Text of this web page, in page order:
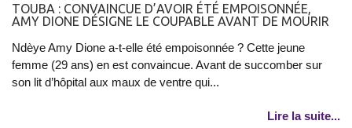
TOUBA : CONVAINCUE D’AVOIR ÉTÉ EMPOISONNÉE,
AMY DIONE DÉSIGNE LE COUPABLE AVANT DE MOURIR
Ndèye Amy Dione a-t-elle été empoisonnée ? Cette jeune
femme (29 ans) en est convaincue. Avant de succomber sur
son lit d’hôpital aux maux de ventre qui...
Lire la suite...